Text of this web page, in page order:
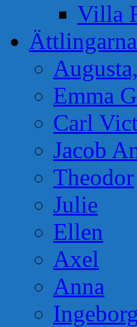
Villa
Ättlingarna
Emma
Carl
Jacob
Theodor
Julie
Ellen
Axel
Anna
Ingeborg